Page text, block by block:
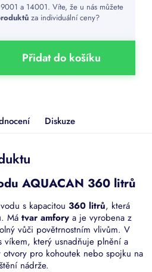
a 14001. Víte, že u nás můžete
za individuální ceny?
Přidat do košíku
Diskuze
AQUACAN 360 litrů
s kapacitou 360 litrů, která
Má tvar amfory a je vyrobena z
vůči povětrnostním vlivům. V
víkem, který usnadňuje plnění a
pro kohoutek nebo spojku na
nádrže.